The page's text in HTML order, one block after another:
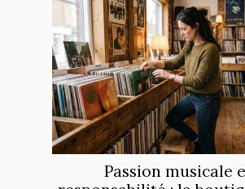
Passion musicale